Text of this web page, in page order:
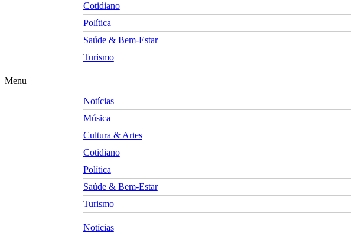
Cotidiano
Política
Saúde & Bem-Estar
Turismo
Menu
Notícias
Música
Cultura & Artes
Cotidiano
Política
Saúde & Bem-Estar
Turismo
Notícias